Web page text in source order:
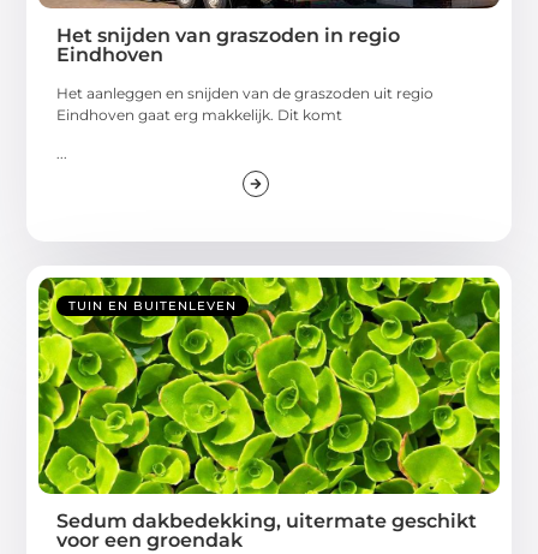
Het snijden van graszoden in regio
Eindhoven
Het aanleggen en snijden van de graszoden uit regio
Eindhoven gaat erg makkelijk. Dit komt
...
TUIN EN BUITENLEVEN
Sedum dakbedekking, uitermate geschikt
voor een groendak